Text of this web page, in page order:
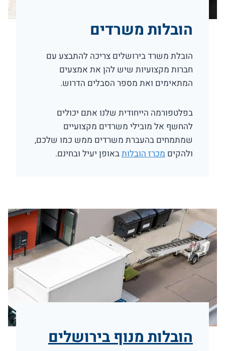
הובלות משרדים
הובלת משרד בירושלים צריכה להתבצע עם
חברות מקצועיות שיש להן את אמצעים
המתאימים ואת מספר הסבלים הדרוש.
בפלטפורמה הייחודית שלנו אתם יכולים
להחשף אל מובילי משרדים מקצועיים
שמתמחים בהעברת משרדים ממש כמו שלכם,
ולהקים מכרז הובלותבאופן יעיל ובחינם.
הובלות מנוף בירושלים